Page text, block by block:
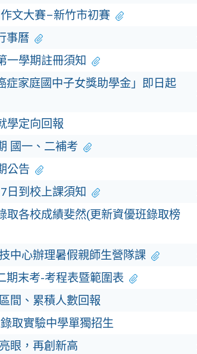
文大賽–新竹市初賽
事曆
一學期註冊須知
症家庭國中子女獎助學金」即日起
學定向回報
國一、二補考
公告
日到校上課須知
取各校成績斐然(更新資優班錄取榜
中心辦理暑假親師生營隊課
期末考-考程表暨範圍表
間、累積人數回報
取實驗中學單獨招生
眼，再創新高